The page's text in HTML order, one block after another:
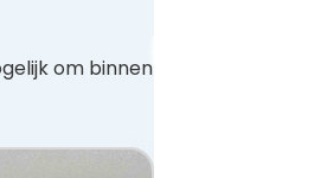
om binnen